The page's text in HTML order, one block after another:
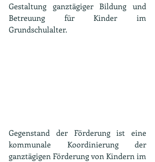
Gestaltung ganztägiger Bildung und
Betreuung für Kinder im
Grundschulalter.
Gegenstand der Förderung ist eine
kommunale Koordinierung der
ganztägigen Förderung von Kindern im